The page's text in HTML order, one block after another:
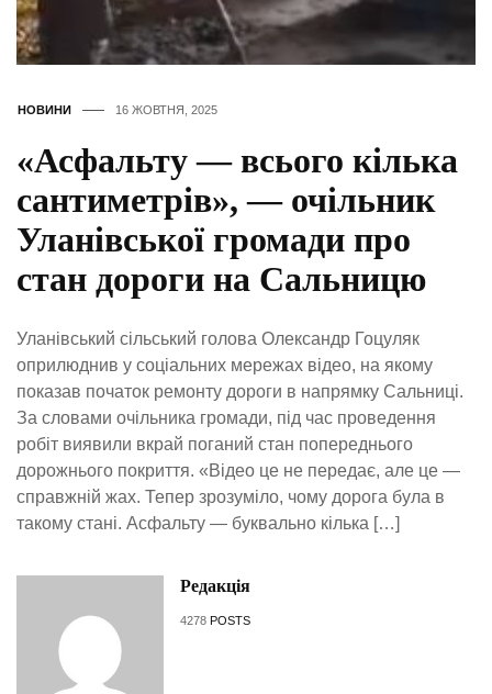
НОВИНИ 16 ЖОВТНЯ, 2025
«Асфальту — всього кілька
сантиметрів», — очільник
Уланівської громади про
стан дороги на Сальницю
Уланівський сільський голова Олександр Гоцуляк
оприлюднив у соціальних мережах відео, на якому
показав початок ремонту дороги в напрямку Сальниці.
За словами очільника громади, під час проведення
робіт виявили вкрай поганий стан попереднього
дорожнього покриття. «Відео це не передає, але це —
справжній жах. Тепер зрозуміло, чому дорога була в
такому стані. Асфальту — буквально кілька […]
Редакція
4278 POSTS